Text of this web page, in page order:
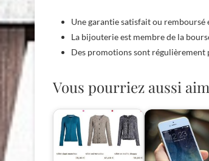
Une garantie satisfait ou
La bijouterie est membre de la
Des promotions sont régulièrement
Vous pourriez aussi